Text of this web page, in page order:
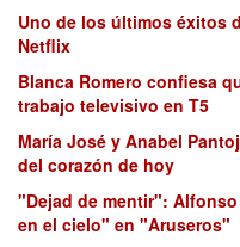
Uno de los últimos éxitos
Netflix
Blanca Romero confiesa
trabajo televisivo en T5
María José y Anabel
del corazón de hoy
"Dejad de mentir":
en el cielo" en "Aruseros"